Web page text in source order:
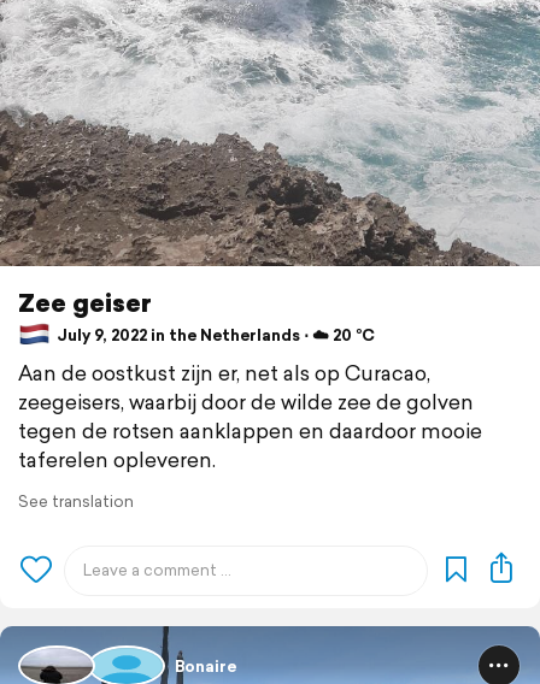
Zee geiser
July 9, 2022 in the Netherlands ⋅ ☁️ 20 °C
Aan de oostkust zijn er, net als op Curacao,
zeegeisers, waarbij door de wilde zee de golven
tegen de rotsen aanklappen en daardoor mooie
taferelen opleveren.
See translation
Bonaire